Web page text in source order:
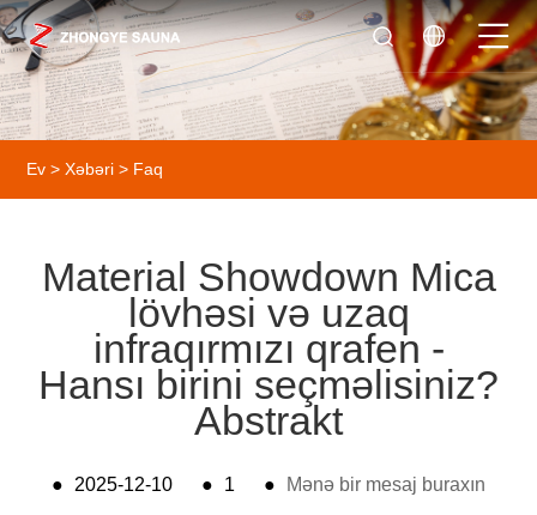
Ev > Xəbəri > Faq
Material Showdown Mica
lövhəsi və uzaq
infraqırmızı qrafen -
Hansı birini seçməlisiniz?
Abstrakt
● 2025-12-10 ● 1 ● Mənə bir mesaj buraxın